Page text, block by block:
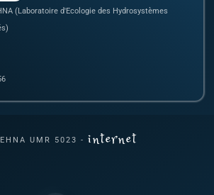
(Laboratoire d'Ecologie des Hydrosystèmes
UMR 5023 - internet